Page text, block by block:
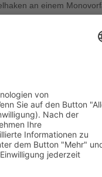
an einem
den das Vorfach